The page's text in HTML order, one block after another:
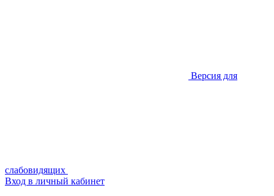
Версия для
слабовидящих
Вход в личный кабинет